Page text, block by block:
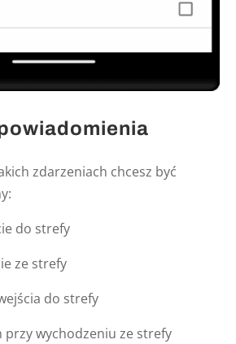
zdarzeniach chcesz być
do strefy
ze strefy
do strefy
przy wychodzeniu ze strefy